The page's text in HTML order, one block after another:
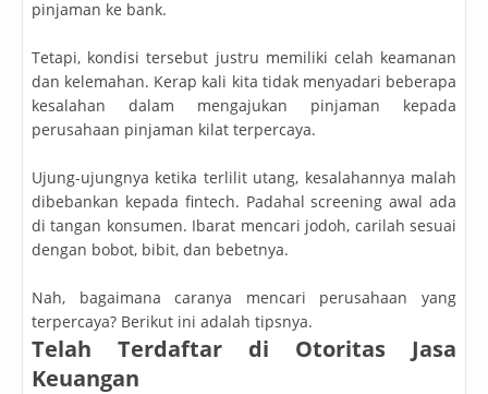
pinjaman ke bank.
Tetapi, kondisi tersebut justru memiliki celah keamanan
dan kelemahan. Kerap kali kita tidak menyadari beberapa
kesalahan dalam mengajukan pinjaman kepada
perusahaan pinjaman kilat terpercaya.
Ujung-ujungnya ketika terlilit utang, kesalahannya malah
dibebankan kepada fintech. Padahal screening awal ada
di tangan konsumen. Ibarat mencari jodoh, carilah sesuai
dengan bobot, bibit, dan bebetnya.
Nah, bagaimana caranya mencari perusahaan yang
terpercaya? Berikut ini adalah tipsnya.
Telah Terdaftar di Otoritas Jasa
Keuangan